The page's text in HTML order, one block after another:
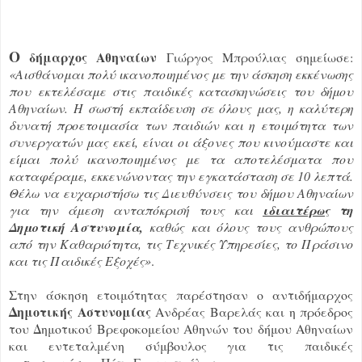
Ο δήμαρχος Αθηναίων Γιώργος Μπρούλιας σημείωσε:
«Αισθάνομαι πολύ ικανοποιημένος με την άσκηση εκκένωσης
που εκτελέσαμε στις παιδικές κατασκηνώσεις του δήμου
Αθηναίων. Η σωστή εκπαίδευση σε όλους μας, η καλύτερη
δυνατή προετοιμασία των παιδιών και η ετοιμότητα των
συνεργατών μας εκεί, είναι οι άξονες που κινούμαστε και
είμαι πολύ ικανοποιημένος με τα αποτελέσματα που
καταφέραμε, εκκενώνοντας την εγκατάσταση σε 10 λεπτά.
Θέλω να ευχαριστήσω τις Διευθύνσεις του δήμου Αθηναίων
για την άμεση ανταπόκρισή τους και ιδιαιτέρωςτη
Δημοτική Αστυνομία, καθώς και όλους τους ανθρώπους
από την Καθαριότητα, τις Τεχνικές Υπηρεσίες, το Πράσινο
και τις Παιδικές Εξοχές».
Στην άσκηση ετοιμότητας παρέστησαν ο αντιδήμαρχος
Δημοτικής ΑστυνομίαςΑνδρέας Βαρελάς και η πρόεδρος
του Δημοτικού Βρεφοκομείου Αθηνών του δήμου Αθηναίων
και εντεταλμένη σύμβουλος για τις παιδικές